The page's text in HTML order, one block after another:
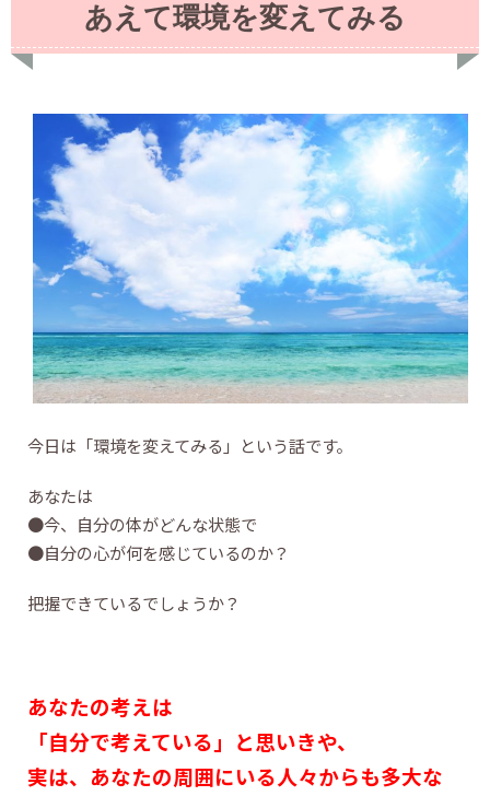
あえて環境を変えてみる
今日は「環境を変えてみる」という話です。
あなたは
●今、自分の体がどんな状態で
●自分の心が何を感じているのか？
把握できているでしょうか？
あなたの考えは
「自分で考えている」と思いきや、
実は、あなたの周囲にいる人々からも多大な